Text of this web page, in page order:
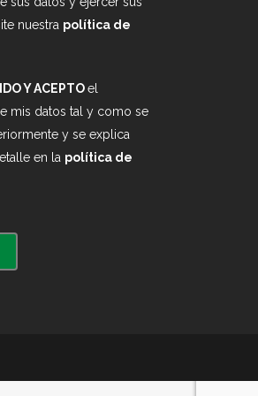
nuestra política de
Y ACEPTOel
mis datos tal y como se
y se explica
en la política de